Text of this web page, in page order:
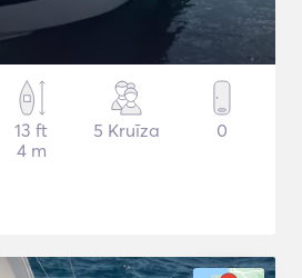
13 ft
4 m
5 Kruīza 0